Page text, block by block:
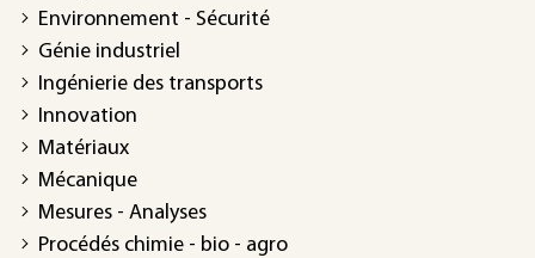
Environnement - Sécurité
Génie industriel
Ingénierie des transports
Innovation
Matériaux
Mécanique
Mesures - Analyses
Procédés chimie - bio - agro